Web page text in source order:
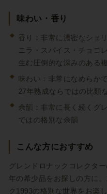
味わい・香り
香り：非常に濃密なシェ
ニラ・スパイス・チョコ
生む圧倒的な深みのある
味わい：非常になめらか
27年熟成ならではの比類
余韻：非常に長く続くグ
ではの格別な余韻
こんな方におすすめ
グレンドロナックコレクタ
年の希少品をお探しの方に
ク1993の格別な世界をお楽